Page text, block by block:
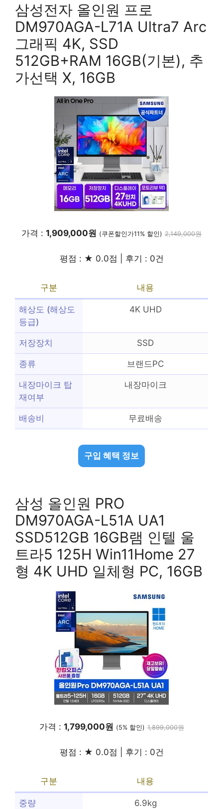
삼성전자 올인원 프로
DM970AGA-L71A Ultra7 Arc
그래픽 4K, SSD
512GB+RAM 16GB(기본), 추
가선택 X, 16GB
가격 : 1,909,000원 (쿠폰할인가11% 할인) 2,149,000원
평점 : ★ 0.0점 | 후기 : 0건
구분 내용
해상도 (해상도
등급)
4K UHD
저장장치 SSD
종류 브랜드PC
내장마이크 탑
재여부
내장마이크
배송비 무료배송
구입 혜택 정보
삼성 올인원 PRO
DM970AGA-L51A UA1
SSD512GB 16GB램 인텔 울
트라5 125H Win11Home 27
형 4K UHD 일체형 PC, 16GB
가격 : 1,799,000원 (5% 할인) 1,899,000원
평점 : ★ 0.0점 | 후기 : 0건
구분 내용
중량 6.9kg